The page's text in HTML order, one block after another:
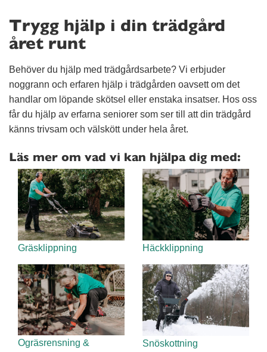
Trygg hjälp i din trädgård
året runt
Behöver du hjälp med trädgårdsarbete? Vi erbjuder
noggrann och erfaren hjälp i trädgården oavsett om det
handlar om löpande skötsel eller enstaka insatser. Hos oss
får du hjälp av erfarna seniorer som ser till att din trädgård
känns trivsam och välskött under hela året.
Läs mer om vad vi kan hjälpa dig med:
Gräsklippning Häckklippning
Ogräsrensning &
Snöskottning